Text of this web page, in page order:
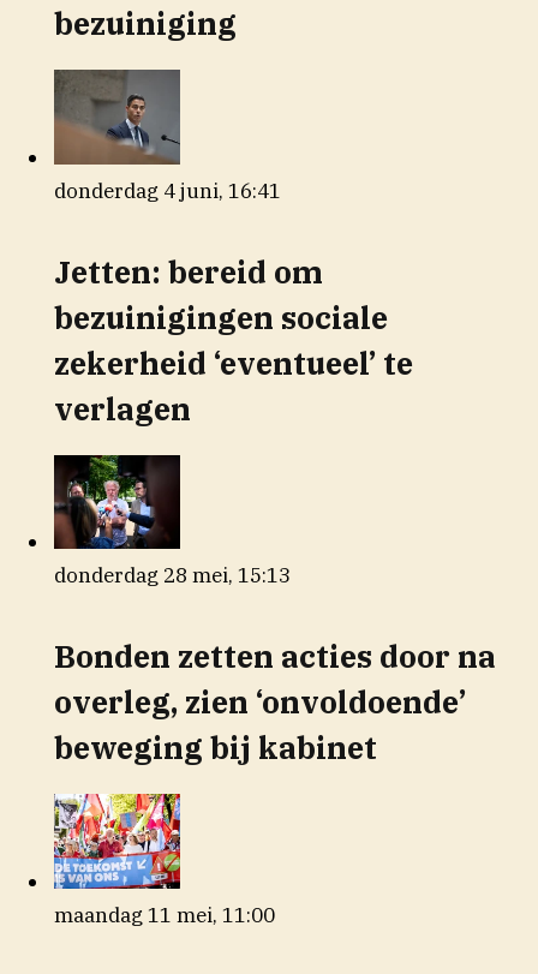
bezuiniging
donderdag 4 juni, 16:41
Jetten: bereid om
bezuinigingen sociale
zekerheid ‘eventueel’ te
verlagen
donderdag 28 mei, 15:13
Bonden zetten acties door na
overleg, zien ‘onvoldoende’
beweging bij kabinet
maandag 11 mei, 11:00